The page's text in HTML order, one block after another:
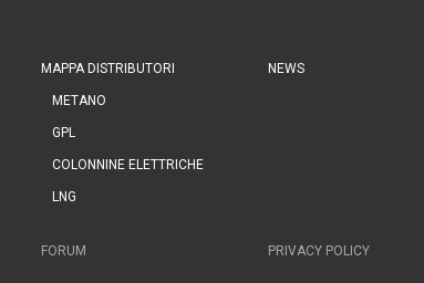
MAPPA DISTRIBUTORI
METANO
GPL
COLONNINE ELETTRICHE
LNG
NEWS
FORUM PRIVACY POLICY